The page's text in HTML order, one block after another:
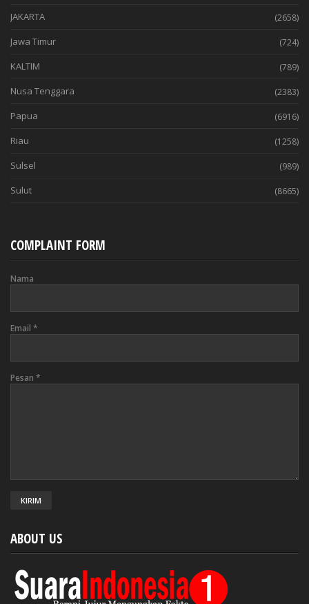
JAKARTA (2658)
Jawa Timur (724)
KALTIM (789)
Nusa Tenggara (2383)
Papua (6916)
Riau (1258)
Sulsel (989)
Sulut (8665)
COMPLAINT FORM
Nama
Email *
Pesan *
ABOUT US